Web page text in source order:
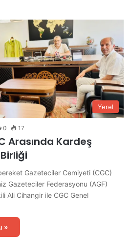
Yerel
0 17
Arasında Kardeş
Gazeteciler Cemiyeti (CGC)
Gazeteciler Federasyonu (AGF)
Ali Cihangir ile CGC Genel
»